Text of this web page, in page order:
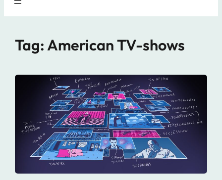
Tag:American TV-shows